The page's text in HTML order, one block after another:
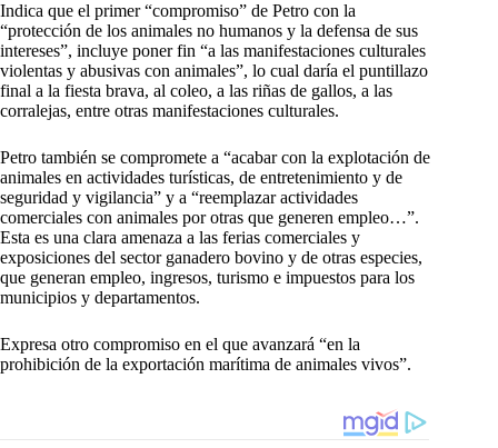
Indica que el primer “compromiso” de Petro con la
“protección de los animales no humanos y la defensa de sus
intereses”, incluye poner fin “a las manifestaciones culturales
violentas y abusivas con animales”, lo cual daría el puntillazo
final a la fiesta brava, al coleo, a las riñas de gallos, a las
corralejas, entre otras manifestaciones culturales.
Petro también se compromete a “acabar con la explotación de
animales en actividades turísticas, de entretenimiento y de
seguridad y vigilancia” y a “reemplazar actividades
comerciales con animales por otras que generen empleo…”.
Esta es una clara amenaza a las ferias comerciales y
exposiciones del sector ganadero bovino y de otras especies,
que generan empleo, ingresos, turismo e impuestos para los
municipios y departamentos.
Expresa otro compromiso en el que avanzará “en la
prohibición de la exportación marítima de animales vivos”.